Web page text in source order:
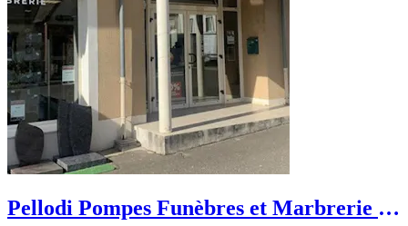
Pellodi Pompes Funèbres et Marbrerie -